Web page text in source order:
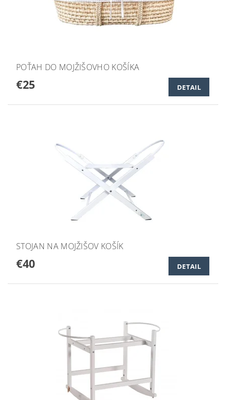
POŤAH DO MOJŽIŠOVHO KOŠÍKA
€25 DETAIL
STOJAN NA MOJŽIŠOV KOŠÍK
€40 DETAIL